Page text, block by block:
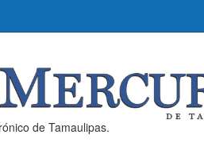
de Tamaulipas.